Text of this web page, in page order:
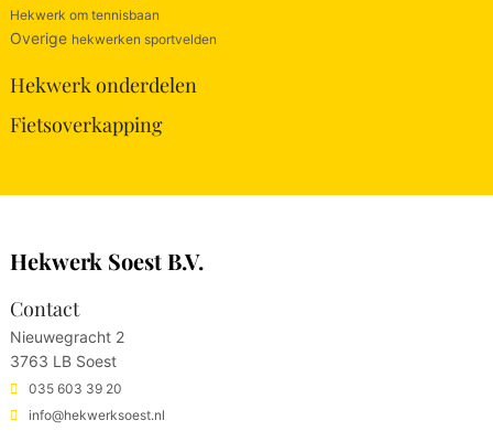
Hekwerk om tennisbaan
Overige hekwerken sportvelden
Hekwerk onderdelen
Fietsoverkapping
Hekwerk Soest B.V.
Contact
Nieuwegracht 2
3763 LB Soest
035 603 39 20
info@hekwerksoest.nl